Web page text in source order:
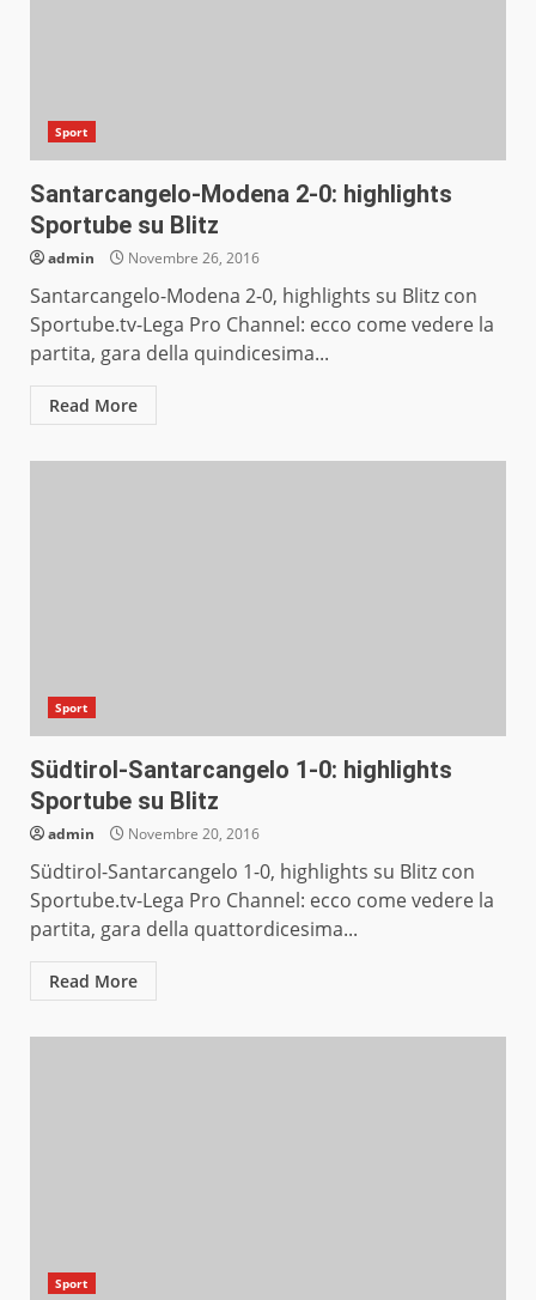
Sport
Santarcangelo-Modena 2-0: highlights
Sportube su Blitz
admin Novembre 26, 2016
Santarcangelo-Modena 2-0, highlights su Blitz con
Sportube.tv-Lega Pro Channel: ecco come vedere la
partita, gara della quindicesima...
Read More
Sport
Südtirol-Santarcangelo 1-0: highlights
Sportube su Blitz
admin Novembre 20, 2016
Südtirol-Santarcangelo 1-0, highlights su Blitz con
Sportube.tv-Lega Pro Channel: ecco come vedere la
partita, gara della quattordicesima...
Read More
Sport